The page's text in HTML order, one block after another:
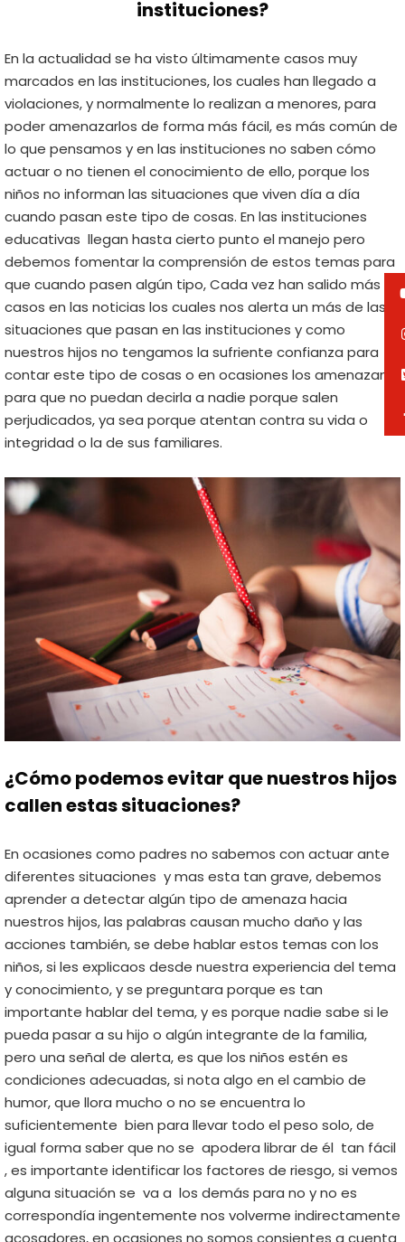
instituciones?
En la actualidad se ha visto últimamente casos muy
marcados en las instituciones, los cuales han llegado a
violaciones, y normalmente lo realizan a menores, para
poder amenazarlos de forma más fácil, es más común de
lo que pensamos y en las instituciones no saben cómo
actuar o no tienen el conocimiento de ello, porque los
niños no informan las situaciones que viven día a día
cuando pasan este tipo de cosas. En las instituciones
educativas llegan hasta cierto punto el manejo pero
debemos fomentar la comprensión de estos temas para
que cuando pasen algún tipo, Cada vez han salido más
casos en las noticias los cuales nos alerta un más de las
situaciones que pasan en las instituciones y como
nuestros hijos no tengamos la sufriente confianza para
contar este tipo de cosas o en ocasiones los amenazan
para que no puedan decirla a nadie porque salen
perjudicados, ya sea porque atentan contra su vida o
integridad o la de sus familiares.
¿Cómo podemos evitar que nuestros hijos
callen estas situaciones?
En ocasiones como padres no sabemos con actuar ante
diferentes situaciones y mas esta tan grave, debemos
aprender a detectar algún tipo de amenaza hacia
nuestros hijos, las palabras causan mucho daño y las
acciones también, se debe hablar estos temas con los
niños, si les explicaos desde nuestra experiencia del tema
y conocimiento, y se preguntara porque es tan
importante hablar del tema, y es porque nadie sabe si le
pueda pasar a su hijo o algún integrante de la familia,
pero una señal de alerta, es que los niños estén es
condiciones adecuadas, si nota algo en el cambio de
humor, que llora mucho o no se encuentra lo
suficientemente bien para llevar todo el peso solo, de
igual forma saber que no se apodera librar de él tan fácil
, es importante identificar los factores de riesgo, si vemos
alguna situación se va a los demás para no y no es
correspondía ingentemente nos volverme indirectamente
acosadores, en ocasiones no somos consientes a cuenta